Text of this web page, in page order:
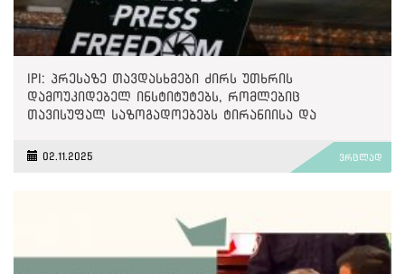
IPI: პრესაზე თავდასხმები ძირს უთხრის
დამოუკიდებელ ინსტიტუტებს, რომლებიც
თავისუფალ საზოგადოებებს ტირანიისა და
02.11.2025 ვრცლად